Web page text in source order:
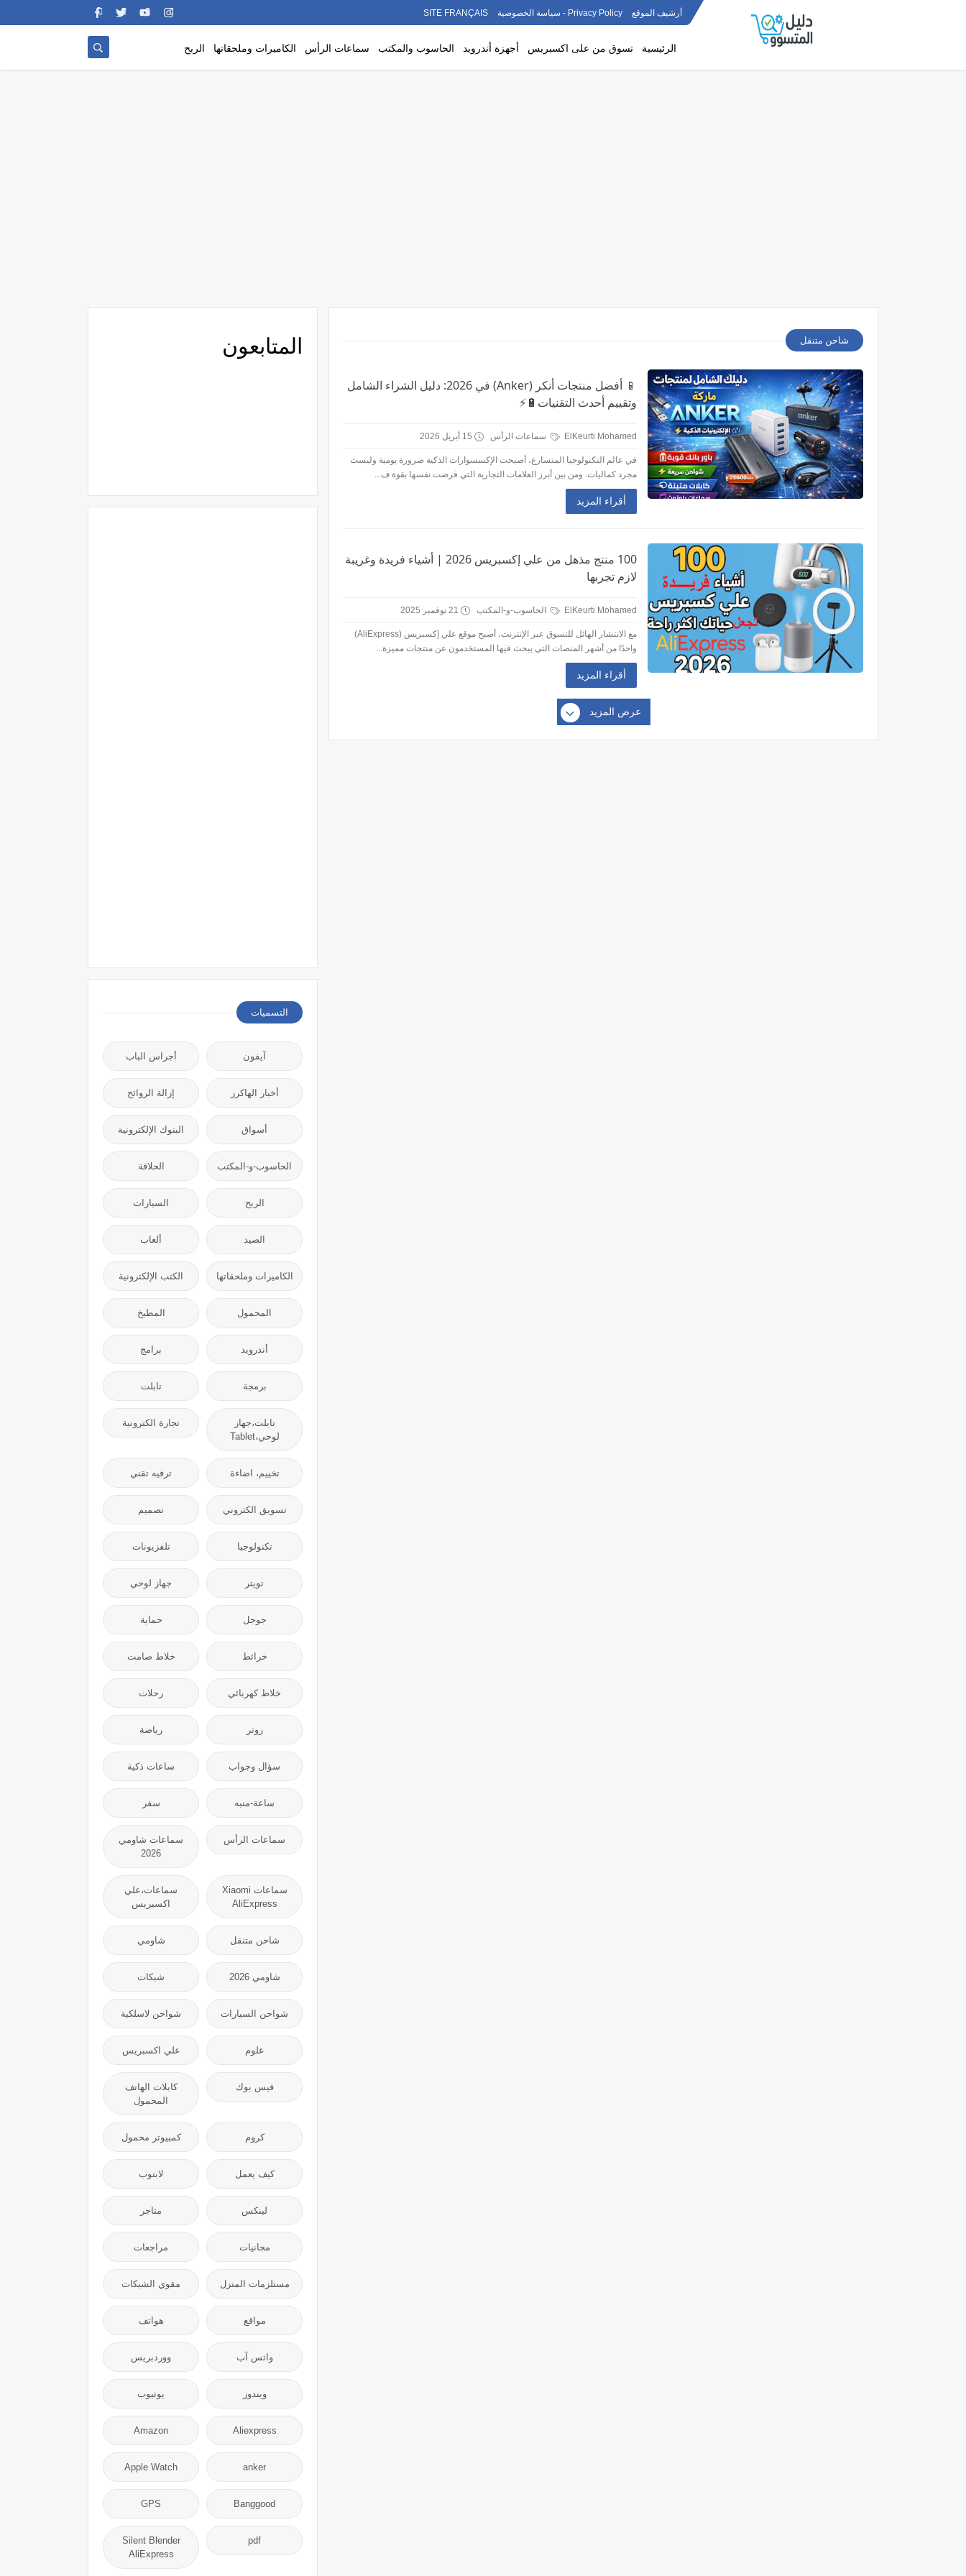
أرشيف الموقع Privacy Policy - سياسة الخصوصية SITE FRANÇAIS
الرئيسية تسوق من على اكسبريس أجهزة أندرويد الحاسوب والمكتب سماعات الرأس الكاميرات وملحقاتها الربح
شاحن متنقل
📱 أفضل منتجات أنكر (Anker) في 2026: دليل الشراء الشامل
وتقييم أحدث التقنيات🔋⚡
ElKeurti Mohamed سماعات الرأس 15 أبريل 2026
في عالم التكنولوجيا المتسارع، أصبحت الإكسسوارات الذكية ضرورة يومية وليست
مجرد كماليات. ومن بين أبرز العلامات التجارية التي فرضت نفسها بقوة ف...
أقراء المزيد
100 منتج مذهل من علي إكسبريس 2026 | أشياء فريدة وغريبة
لازم تجربها
ElKeurti Mohamed الحاسوب-و-المكتب 21 نوفمبر 2025
مع الانتشار الهائل للتسوق عبر الإنترنت، أصبح موقع علي إكسبريس (AliExpress)
واحدًا من أشهر المنصات التي يبحث فيها المستخدمون عن منتجات مميزة...
أقراء المزيد
عرض المزيد
المتابعون
التسميات
آيفون أجراس الباب
أخبار الهاكرز إزالة الروائح
أسواق البنوك الإلكترونية
الحاسوب-و-المكتب الحلاقة
الربح السيارات
الصيد ألعاب
الكاميرات وملحقاتها الكتب الإلكترونية
المحمول المطبخ
أندرويد برامج
برمجة تابلت
تابلت،جهاز
لوحي،Tablet
تجارة الكترونية
تخييم، اضاءة ترفيه تقني
تسويق الكتروني تصميم
تكنولوجيا تلفزيونات
تويتر جهاز لوحي
جوجل حماية
خرائط خلاط صامت
خلاط كهربائي رحلات
روتر رياضة
سؤال وجواب ساعات ذكية
ساعة-منبه سفر
سماعات الرأس
سماعات شاومي
2026
سماعات Xiaomi
AliExpress
سماعات،علي
اكسبريس
شاحن متنقل شاومي
شاومي 2026 شبكات
شواحن السيارات شواحن لاسلكية
علوم علي اكسبريس
فيس بوك
كابلات الهاتف
المحمول
كروم كمبيوتر محمول
كيف يعمل لابتوب
لينكس متاجر
مجانيات مراجعات
مستلزمات المنزل مقوي الشبكات
مواقع هواتف
واتس آب ووردبريس
ويندوز يوتيوب
Aliexpress
Amazon
anker
Apple Watch
Banggood
GPS
pdf
Silent Blender
AliExpress